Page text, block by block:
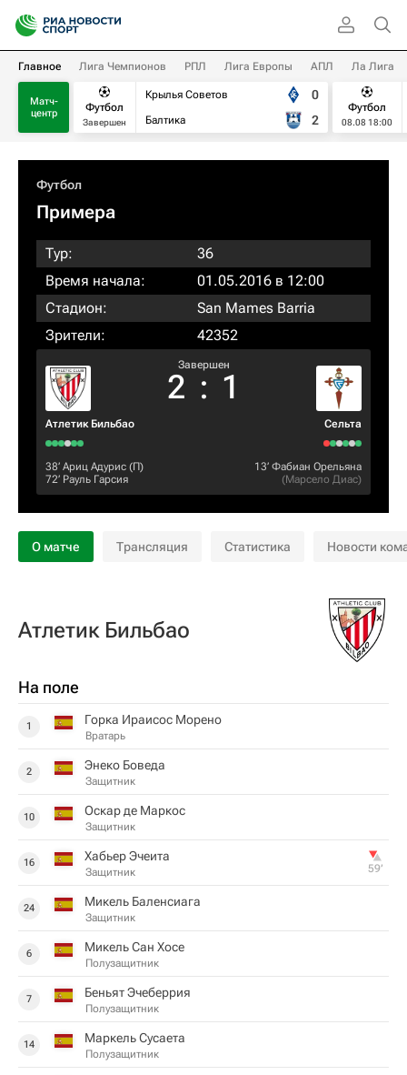
Главное Лига Чемпионов РПЛ Лига Европы АПЛ Ла Лига
Матч-
центр
Футбол
Завершен
Крылья Советов
Балтика
0
2
Футбол
08.08 18:00
Футбол
Примера
Тур:
36
Время начала:
01.05.2016 в 12:00
Стадион:
San Mames Barria
Зрители:
42352
Атлетик Бильбао
Завершен
2 : 1
Сельта
38‎’‎ Ариц Адурис (П)
72‎’‎ Рауль Гарсия
13‎’‎ Фабиан Орельяна
(Марсело Диас)
О матче Трансляция Статистика Новости
Атлетик Бильбао
На поле
1 Горка Ираисос Морено
Вратарь
2 Энеко Боведа
Защитник
10 Оскар де Маркос
Защитник
16 Хабьер Эчеита
Защитник 59‎’‎
24 Микель Баленсиага
Защитник
6 Микель Сан Хосе
Полузащитник
7 Беньят Эчеберрия
Полузащитник
14 Маркель Сусаета
Полузащитник